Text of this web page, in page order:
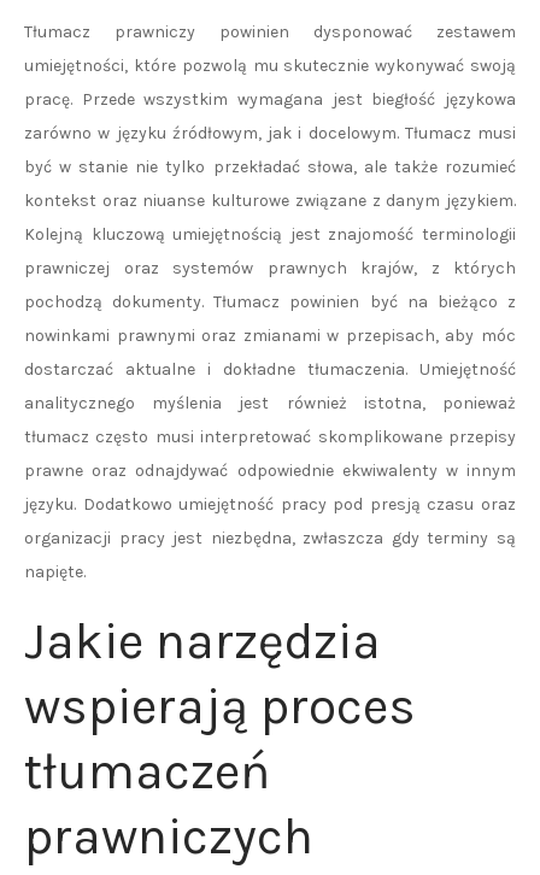
Tłumacz prawniczy powinien dysponować zestawem
umiejętności, które pozwolą mu skutecznie wykonywać swoją
pracę. Przede wszystkim wymagana jest biegłość językowa
zarówno w języku źródłowym, jak i docelowym. Tłumacz musi
być w stanie nie tylko przekładać słowa, ale także rozumieć
kontekst oraz niuanse kulturowe związane z danym językiem.
Kolejną kluczową umiejętnością jest znajomość terminologii
prawniczej oraz systemów prawnych krajów, z których
pochodzą dokumenty. Tłumacz powinien być na bieżąco z
nowinkami prawnymi oraz zmianami w przepisach, aby móc
dostarczać aktualne i dokładne tłumaczenia. Umiejętność
analitycznego myślenia jest również istotna, ponieważ
tłumacz często musi interpretować skomplikowane przepisy
prawne oraz odnajdywać odpowiednie ekwiwalenty w innym
języku. Dodatkowo umiejętność pracy pod presją czasu oraz
organizacji pracy jest niezbędna, zwłaszcza gdy terminy są
napięte.
Jakie narzędzia
wspierają proces
tłumaczeń
prawniczych